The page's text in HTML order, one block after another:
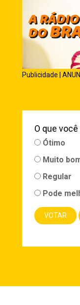
Publicidade |
O que
Ótimo
Muito
Regular
Pode